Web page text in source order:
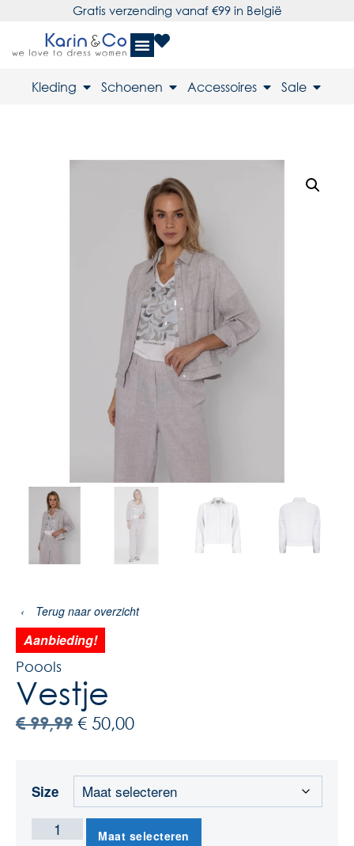
Gratis verzending vanaf €99 in België
Kleding Schoenen Accessoires Sale
‹ Terug naar overzicht
Aanbieding!
Poools
Vestje
€99,99 € 50,00
Size
Maat selecteren